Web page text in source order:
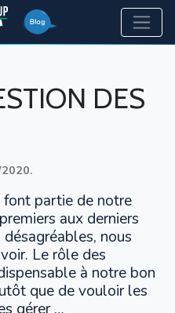
DES
.
partie de notre
aux derniers
nous
Le rôle des
à notre bon
que de vouloir les